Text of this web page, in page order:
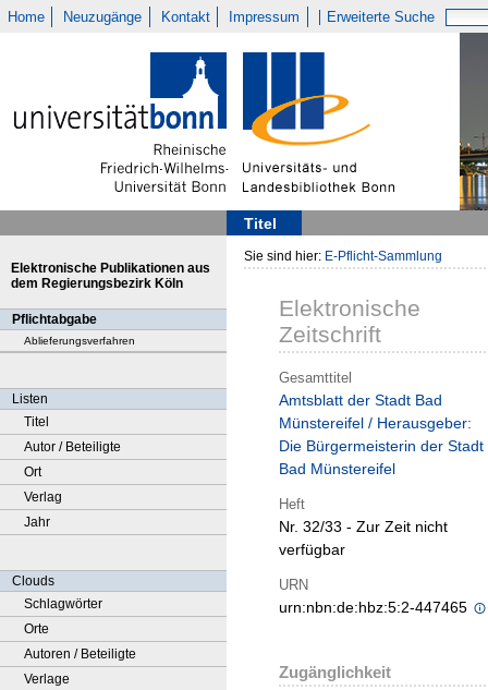
Home Neuzugänge Kontakt Impressum Erweiterte Suche
Titel
Elektronische Publikationen aus
dem Regierungsbezirk Köln
Pflichtabgabe
Ablieferungsverfahren
Listen
Titel
Autor / Beteiligte
Ort
Verlag
Jahr
Clouds
Schlagwörter
Orte
Autoren / Beteiligte
Verlage
Sie sind hier: E-Pflicht-Sammlung
Elektronische
Zeitschrift
Gesamttitel
Amtsblatt der Stadt Bad
Münstereifel / Herausgeber:
Die Bürgermeisterin der Stadt
Bad Münstereifel
Heft
Nr. 32/33 - Zur Zeit nicht
verfügbar
URN
urn:nbn:de:hbz:5:2-447465
Zugänglichkeit